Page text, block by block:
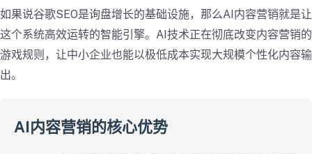
如果说谷歌SEO是询盘增长的基础设施，那么AI内容营销就是让
这个系统高效运转的智能引擎。AI技术正在彻底改变内容营销的
游戏规则，让中小企业也能以极低成本实现大规模个性化内容输
出。
AI内容营销的核心优势